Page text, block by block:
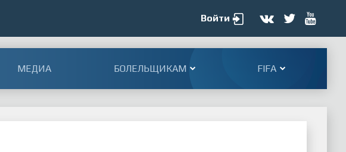
Войти
МЕДИА БОЛЕЛЬЩИКАМ FIFA